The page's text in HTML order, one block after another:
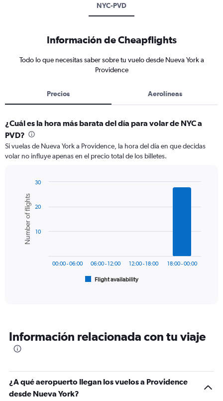
NYC-PVD
Información de Cheapflights
Todo lo que necesitas saber sobre tu vuelo desde Nueva York a
Providence
Precios Aerolíneas
¿Cuál es la hora más barata del día para volar de NYC a
PVD?
Si vuelas de Nueva York a Providence, la hora del día en que decidas
volar no influye apenas en el precio total de los billetes.
chart
with
bars.
The
categories.
The
Y
axis
Chart
graphic.
Number of flights
Flight availability
00:00 - 06:00 06:00 - 12:00 12:00 - 18:00 18:00 - 00:00
10
20
30
Información relacionada con tu viaje
¿A qué aeropuerto llegan los vuelos a Providence
desde Nueva York?